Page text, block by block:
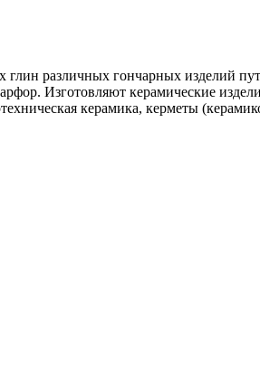
глин различных гончарных изделий
Изготовляют керамические
керамика, керметы